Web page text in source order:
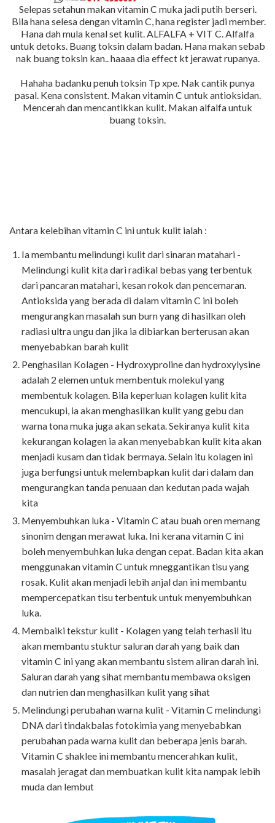
Selepas setahun makan vitamin C muka jadi putih berseri.
Bila hana selesa dengan vitamin C, hana register jadi member.
Hana dah mula kenal set kulit. ALFALFA + VIT C. Alfalfa
untuk detoks. Buang toksin dalam badan. Hana makan sebab
nak buang toksin kan.. haaaa dia effect kt jerawat rupanya.
Hahaha badanku penuh toksin Tp xpe. Nak cantik punya
pasal. Kena consistent. Makan vitamin C untuk antioksidan.
Mencerah dan mencantikkan kulit. Makan alfalfa untuk
buang toksin.
Antara kelebihan vitamin C ini untuk kulit ialah :
Ia membantu melindungi kulit dari sinaran matahari -
Melindungi kulit kita dari radikal bebas yang terbentuk
dari pancaran matahari, kesan rokok dan pencemaran.
Antioksida yang berada di dalam vitamin C ini boleh
mengurangkan masalah sun burn yang di hasilkan oleh
radiasi ultra ungu dan jika ia dibiarkan berterusan akan
menyebabkan barah kulit
Penghasilan Kolagen - Hydroxyproline dan hydroxylysine
adalah 2 elemen untuk membentuk molekul yang
membentuk kolagen. Bila keperluan kolagen kulit kita
mencukupi, ia akan menghasilkan kulit yang gebu dan
warna tona muka juga akan sekata. Sekiranya kulit kita
kekurangan kolagen ia akan menyebabkan kulit kita akan
menjadi kusam dan tidak bermaya. Selain itu kolagen ini
juga berfungsi untuk melembapkan kulit dari dalam dan
mengurangkan tanda penuaan dan kedutan pada wajah
kita
Menyembuhkan luka - Vitamin C atau buah oren memang
sinonim dengan merawat luka. Ini kerana vitamin C ini
boleh menyembuhkan luka dengan cepat. Badan kita akan
menggunakan vitamin C untuk mneggantikan tisu yang
rosak. Kulit akan menjadi lebih anjal dan ini membantu
mempercepatkan tisu terbentuk untuk menyembuhkan
luka.
Membaiki tekstur kulit - Kolagen yang telah terhasil itu
akan membantu stuktur saluran darah yang baik dan
vitamin C ini yang akan membantu sistem aliran darah ini.
Saluran darah yang sihat membantu membawa oksigen
dan nutrien dan menghasilkan kulit yang sihat
Melindungi perubahan warna kulit - Vitamin C melindungi
DNA dari tindakbalas fotokimia yang menyebabkan
perubahan pada warna kulit dan beberapa jenis barah.
Vitamin C shaklee ini membantu mencerahkan kulit,
masalah jeragat dan membuatkan kulit kita nampak lebih
muda dan lembut